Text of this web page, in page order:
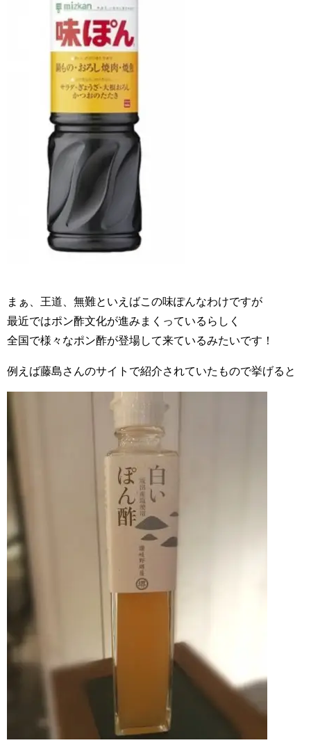
まぁ、王道、無難といえばこの味ぽんなわけですが
最近ではポン酢文化が進みまくっているらしく
全国で様々なポン酢が登場して来ているみたいです！
例えば藤島さんのサイトで紹介されていたもので挙げると